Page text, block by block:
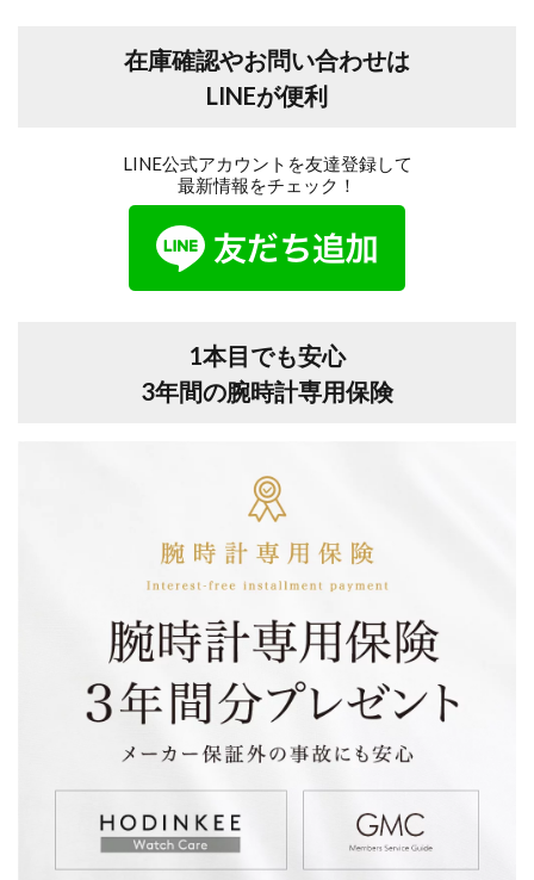
在庫確認やお問い合わせは
LINEが便利
LINE公式アカウントを友達登録して
最新情報をチェック！
1本目でも安心
3年間の腕時計専用保険